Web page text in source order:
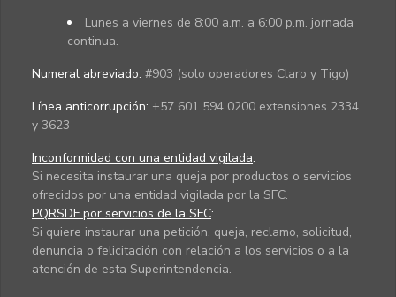
Lunes a viernes de 8:00 a.m. a 6:00 p.m. jornada
continua.
Numeral abreviado: #903 (solo operadores Claro y Tigo)
Línea anticorrupción: +57 601 594 0200 extensiones 2334
y 3623
Inconformidad con una entidad vigilada:
Si necesita instaurar una queja por productos o servicios
ofrecidos por una entidad vigilada por la SFC.
PQRSDF por servicios de la SFC:
Si quiere instaurar una petición, queja, reclamo, solicitud,
denuncia o felicitación con relación a los servicios o a la
atención de esta Superintendencia.